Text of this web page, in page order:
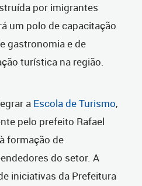
por imigrantes
um polo de capacitação
gastronomia e de
turística na região.
a Escola de Turismo,
pelo prefeito Rafael
formação de
do setor. A
iniciativas da Prefeitura